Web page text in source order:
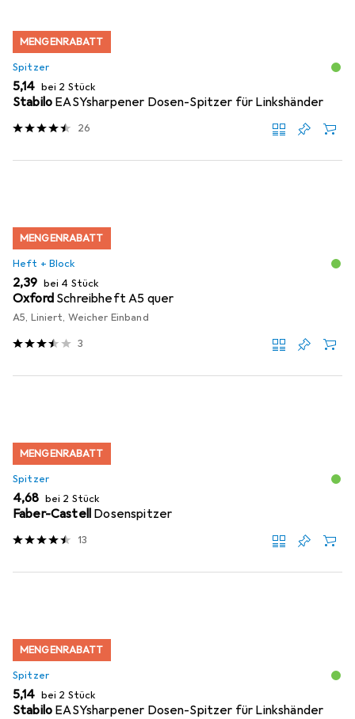
MENGENRABATT
Spitzer
EUR
5,14 bei 2 Stück
Stabilo EASYsharpener Dosen-Spitzer für Linkshänder
26
MENGENRABATT
Heft + Block
EUR
2,39 bei 4 Stück
Oxford Schreibheft A5 quer
A5, Liniert, Weicher Einband
3
MENGENRABATT
Spitzer
EUR
4,68 bei 2 Stück
Faber-Castell Dosenspitzer
13
MENGENRABATT
Spitzer
EUR
5,14 bei 2 Stück
Stabilo EASYsharpener Dosen-Spitzer für Linkshänder